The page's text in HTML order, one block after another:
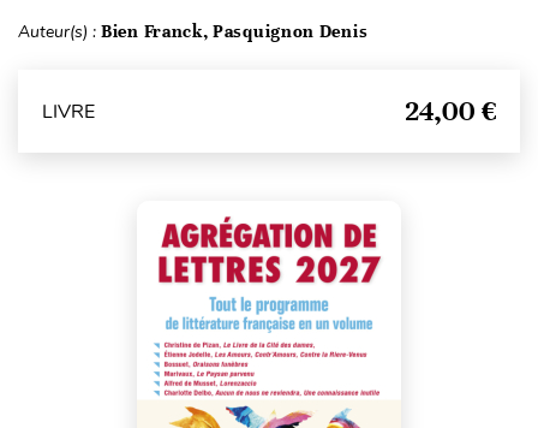
Auteur(s) : Bien Franck, Pasquignon Denis
LIVRE 24,00 €